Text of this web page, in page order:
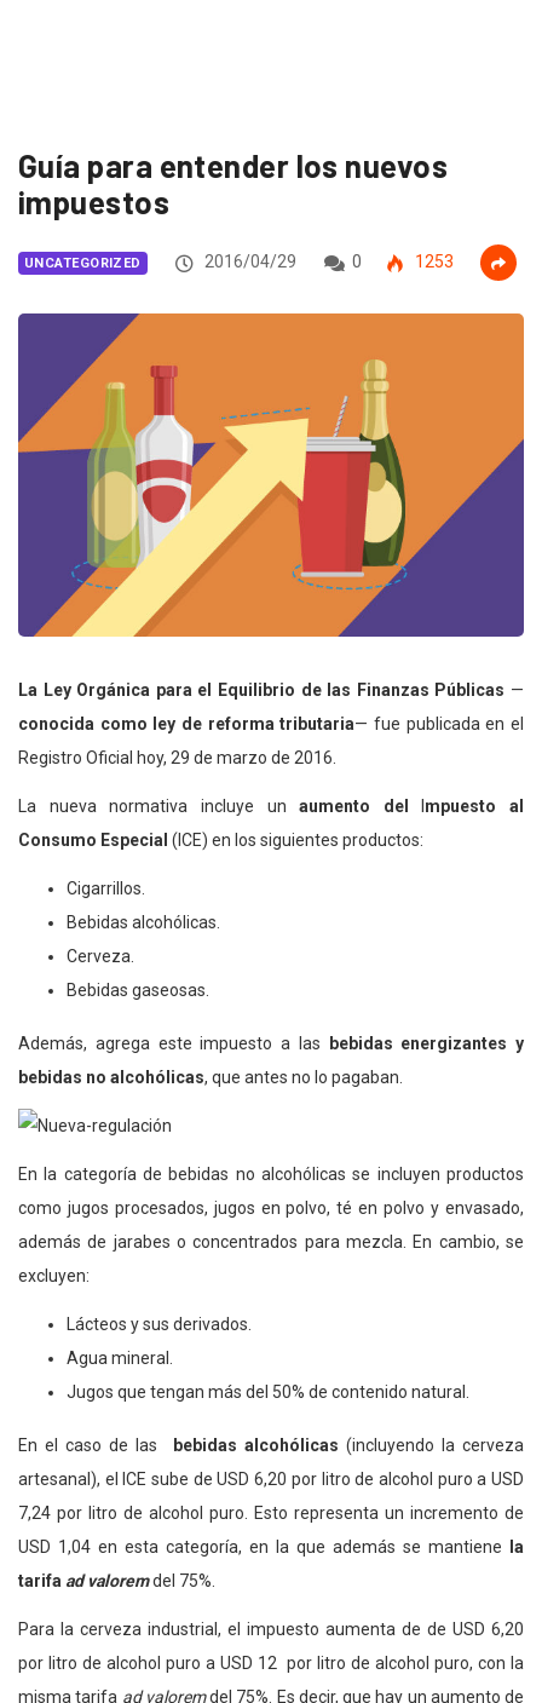
Guía para entender los nuevos
impuestos
UNCATEGORIZED 2016/04/29 0 1253
La Ley Orgánica para el Equilibrio de las Finanzas Públicas —
conocida como ley de reforma tributaria— fue publicada en el
Registro Oficial hoy, 29 de marzo de 2016.
La nueva normativa incluye unaumento del
mpuesto al
Consumo Especial (ICE) en los siguientes productos:
Cigarrillos.
Bebidas alcohólicas.
Cerveza.
Bebidas gaseosas.
Además, agrega este impuesto a las
bebidas energizantes y
bebidas no alcohólicas, que antes no lo pagaban.
En la categoría de bebidas no alcohólicas se incluyen productos
como jugos procesados, jugos en polvo, té en polvo y envasado,
además de jarabes o concentrados para mezcla. En cambio, se
excluyen:
Lácteos y sus derivados.
Agua mineral.
Jugos que tengan más del 50% de contenido natural.
En el caso de las bebidas alcohólicas (incluyendo la cerveza
artesanal), el ICE sube de USD 6,20 por litro de alcohol puro a USD
7,24 por litro de alcohol puro. Esto representa un incremento de
USD 1,04 en esta categoría, en la que además se mantiene
la
tarifa ad valoremdel 75%.
Para la cerveza industrial, el impuesto aumenta de de USD 6,20
por litro de alcohol puro a USD 12 por litro de alcohol puro, con la
misma tarifa ad valoremdel 75%. Es decir, que hay un aumento de